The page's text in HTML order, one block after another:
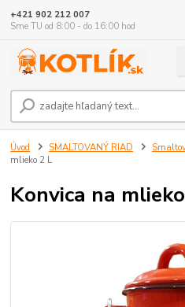
+421 902 212 007
Sme TU od 8:00 - do 16:00 hod
Úvod SMALTOVANÝ RIAD
mlieko 2 L
Konvica na